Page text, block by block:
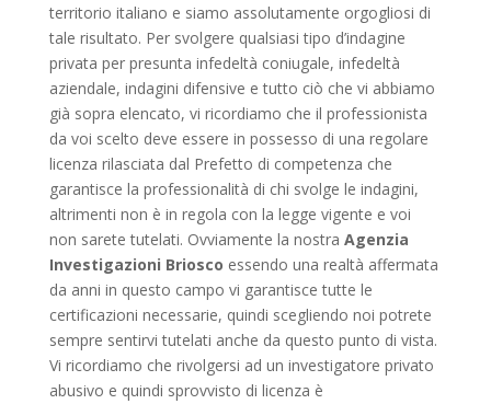
territorio italiano e siamo assolutamente orgogliosi di
tale risultato. Per svolgere qualsiasi tipo d’indagine
privata per presunta infedeltà coniugale, infedeltà
aziendale, indagini difensive e tutto ciò che vi abbiamo
già sopra elencato, vi ricordiamo che il professionista
da voi scelto deve essere in possesso di una regolare
licenza rilasciata dal Prefetto di competenza che
garantisce la professionalità di chi svolge le indagini,
altrimenti non è in regola con la legge vigente e voi
non sarete tutelati. Ovviamente la nostra Agenzia
Investigazioni Briosco essendo una realtà affermata
da anni in questo campo vi garantisce tutte le
certificazioni necessarie, quindi scegliendo noi potrete
sempre sentirvi tutelati anche da questo punto di vista.
Vi ricordiamo che rivolgersi ad un investigatore privato
abusivo e quindi sprovvisto di licenza è